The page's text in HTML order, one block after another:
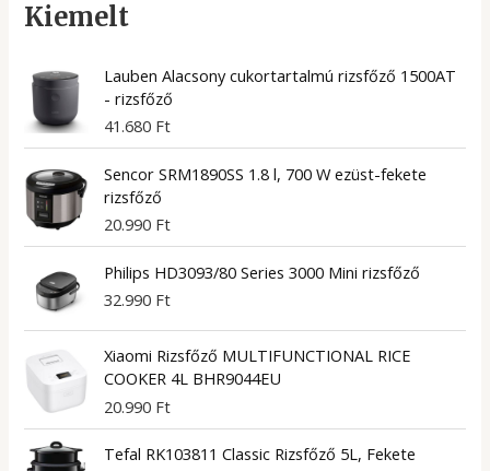
Kiemelt
Lauben Alacsony cukortartalmú rizsfőző 1500AT
- rizsfőző
41.680 Ft
Sencor SRM1890SS 1.8 l, 700 W ezüst-fekete
rizsfőző
20.990 Ft
Philips HD3093/80 Series 3000 Mini rizsfőző
32.990 Ft
Xiaomi Rizsfőző MULTIFUNCTIONAL RICE
COOKER 4L BHR9044EU
20.990 Ft
Tefal RK103811 Classic Rizsfőző 5L, Fekete